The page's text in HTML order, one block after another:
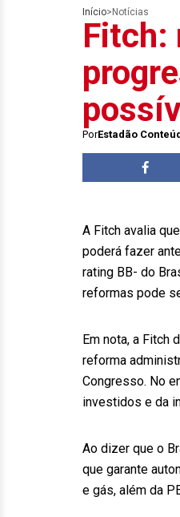
Início> Notícias
Fitch:
PorEstadão
A Fitch avalia
poderá fazer
rating BB- do
reformas pode
Em nota, a Fitch
reforma
Congresso. No
investidos e da
Ao dizer que o
que garante
e gás, além da